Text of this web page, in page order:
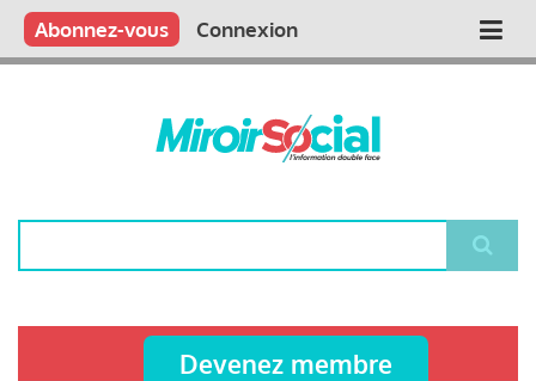
Aller
contenu
Main
Qui sommes nous ?
Vous publiez
Nous publions
Contactez-nous
Abonnez-vous Connexion
Devenez membre